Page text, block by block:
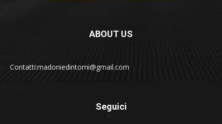
ABOUT US
Contatti:madoniedintorni@gmail.com
Seguici